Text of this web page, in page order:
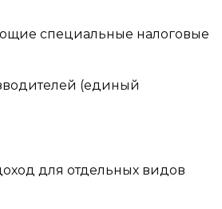
специальные налоговые
(единый
для отдельных видов